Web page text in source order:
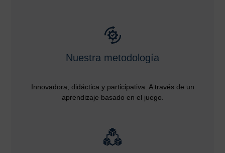
Nuestra metodología
Innovadora, didáctica y participativa. A través de un
aprendizaje basado en el juego.